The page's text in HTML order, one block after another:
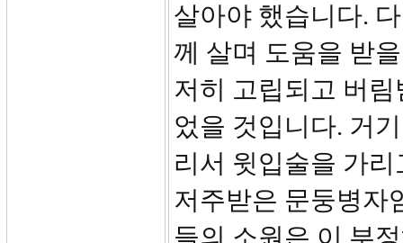
살아야 했습니다.
께 살며 도움을 받
저히 고립되고 버
었을 것입니다. 거
리서 윗입술을 가리
저주받은 문둥병자
들의 소원은 이 부